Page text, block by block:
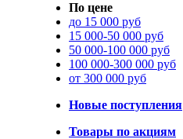
По цене
до 15 000 руб
15 000-50 000 руб
50 000-100 000 руб
100 000-300 000 руб
от 300 000 руб
Новые поступления
Товары по акциям